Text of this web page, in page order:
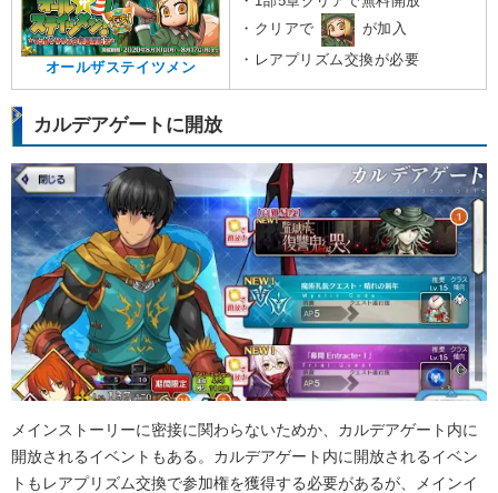
オールザステイツメン
・クリアで
が加入
・レアプリズム交換が必要
カルデアゲートに開放
メインストーリーに密接に関わらないためか、カルデアゲート内に
開放されるイベントもある。カルデアゲート内に開放されるイベン
トもレアプリズム交換で参加権を獲得する必要があるが、メインイ